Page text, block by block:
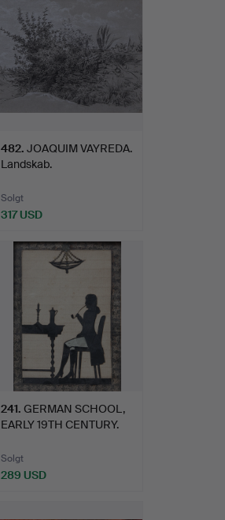
482. JOAQUIM VAYREDA.
Landskab.
Solgt
317 USD
241. GERMAN SCHOOL,
EARLY 19TH CENTURY.
Solgt
289 USD